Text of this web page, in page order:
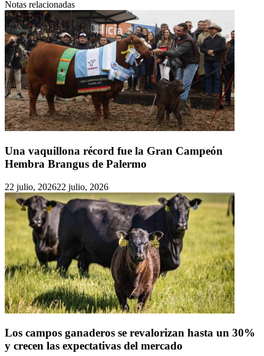
Notas relacionadas
Una vaquillona récord fue la Gran Campeón
Hembra Brangus de Palermo
22 julio, 202622 julio, 2026
Los campos ganaderos se revalorizan hasta un 30%
y crecen las expectativas del mercado